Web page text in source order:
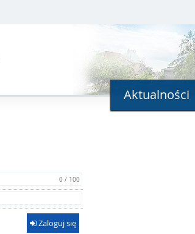
Aktualności
0 / 100
Zaloguj się